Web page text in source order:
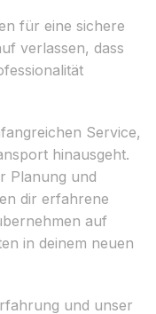
für eine sichere
verlassen, dass
Service,
hinausgeht.
Planung und
dir erfahrene
auf
in deinem neuen
und unser